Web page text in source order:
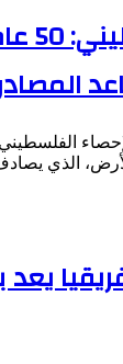
الفلسطيني
يعد